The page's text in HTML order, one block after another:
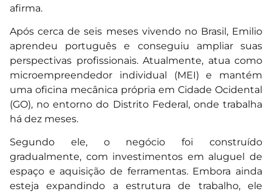
afirma.
Após cerca de seis meses vivendo no Brasil, Emilio
aprendeu português e conseguiu ampliar suas
perspectivas profissionais. Atualmente, atua como
microempreendedor individual (MEI) e mantém
uma oficina mecânica própria em Cidade Ocidental
(GO), no entorno do Distrito Federal, onde trabalha
há dez meses.
Segundo ele, o negócio foi construído
gradualmente, com investimentos em aluguel de
espaço e aquisição de ferramentas. Embora ainda
esteja expandindo a estrutura de trabalho, ele